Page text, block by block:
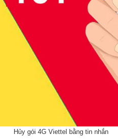
Hủy gói 4G Viettel bằng tin nhắn